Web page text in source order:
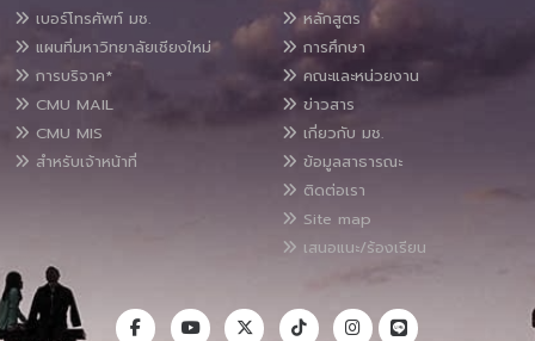
เบอร์โทรศัพท์ มช.
แผนที่มหาวิทยาลัยเชียงใหม่
การบริจาค*
CMU MAIL
CMU MIS
สำหรับเจ้าหน้าที่
หลักสูตร
การศึกษา
คณะและหน่วยงาน
ข่าวสาร
เกี่ยวกับ มช.
ข้อมูลสาธารณะ
ติดต่อเรา
Site map
เสนอแนะ/ร้องเรียน